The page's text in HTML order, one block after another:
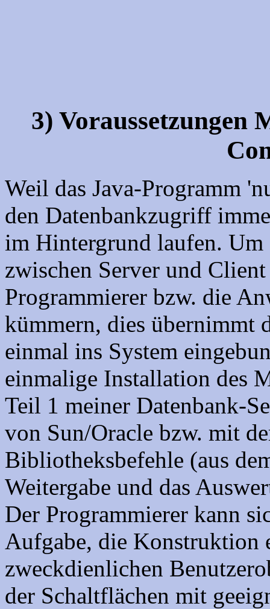
3) Voraussetzungen
Weil das Java-Programm
den Datenbankzugriff
im Hintergrund laufen.
zwischen Server und
Programmierer bzw. die
kümmern, dies übernimmt
einmal ins System
einmalige Installation des
Teil 1 meiner Datenbank-
von Sun/Oracle bzw. mit
Bibliotheksbefehle (aus
Weitergabe und das
Der Programmierer kann
Aufgabe, die Konstruktion
zweckdienlichen
der Schaltflächen mit